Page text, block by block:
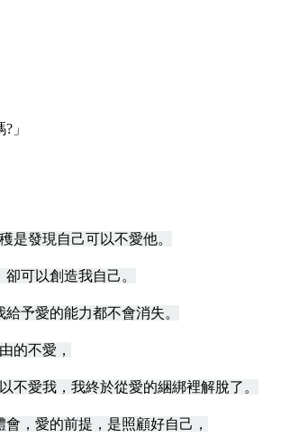
」
是發現自己可以不愛他。
可以創造我自己。
予愛的能力都不會消失。
的不愛，
不愛我，我終於從愛的綑綁裡解脫了。
，愛的前提，是照顧好自己，